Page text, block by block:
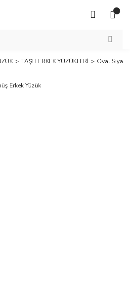
TAŞLI ERKEK YÜZÜKLERİ Oval Siyah